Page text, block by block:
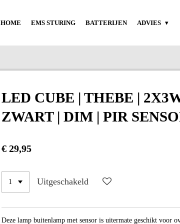
HOME EMS STURING BATTERIJEN ADVIES
LED CUBE | THEBE |
ZWART | DIM | PIR
€ 29,95
Uitgeschakeld
Deze lamp buitenlamp met sensor is uitermate geschikt voor